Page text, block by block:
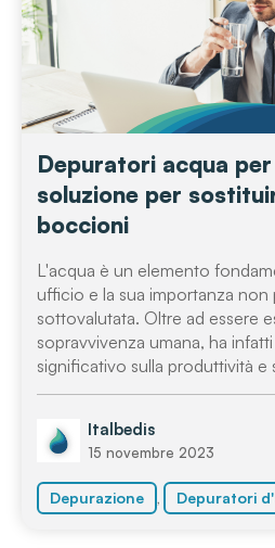
Depuratori acqua
soluzione per
boccioni
L'acqua è un elemento
ufficio e la sua importanza non
sottovalutata. Oltre ad essere
sopravvivenza umana, ha
significativo sulla produttività e
Italbedis
15 novembre 2023
Depurazione , Depuratori